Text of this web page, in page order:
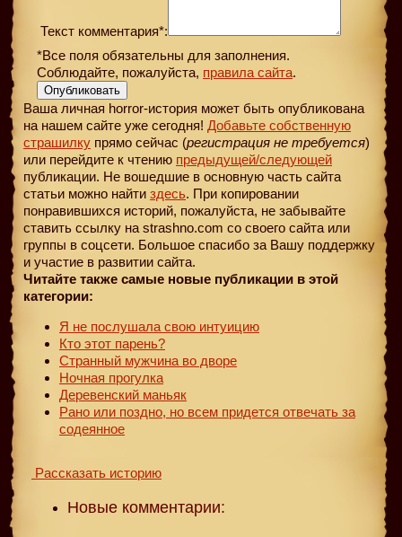
Текст комментария*:
*Все поля обязательны для заполнения.
Соблюдайте, пожалуйста, правила сайта.
Опубликовать
Ваша личная horror-история может быть опубликована
на нашем сайте уже сегодня! Добавьте собственную
страшилку прямо сейчас (регистрация не требуется)
или перейдите к чтению предыдущей/следующей
публикации. Не вошедшие в основную часть сайта
статьи можно найти здесь. При копировании
понравившихся историй, пожалуйста, не забывайте
ставить ссылку на strashno.com со своего сайта или
группы в соцсети. Большое спасибо за Вашу поддержку
и участие в развитии сайта.
Читайте также самые новые публикации в этой
категории:
Я не послушала свою интуицию
Кто этот парень?
Странный мужчина во дворе
Ночная прогулка
Деревенский маньяк
Рано или поздно, но всем придется отвечать за
содеянное
Рассказать историю
Новые комментарии: